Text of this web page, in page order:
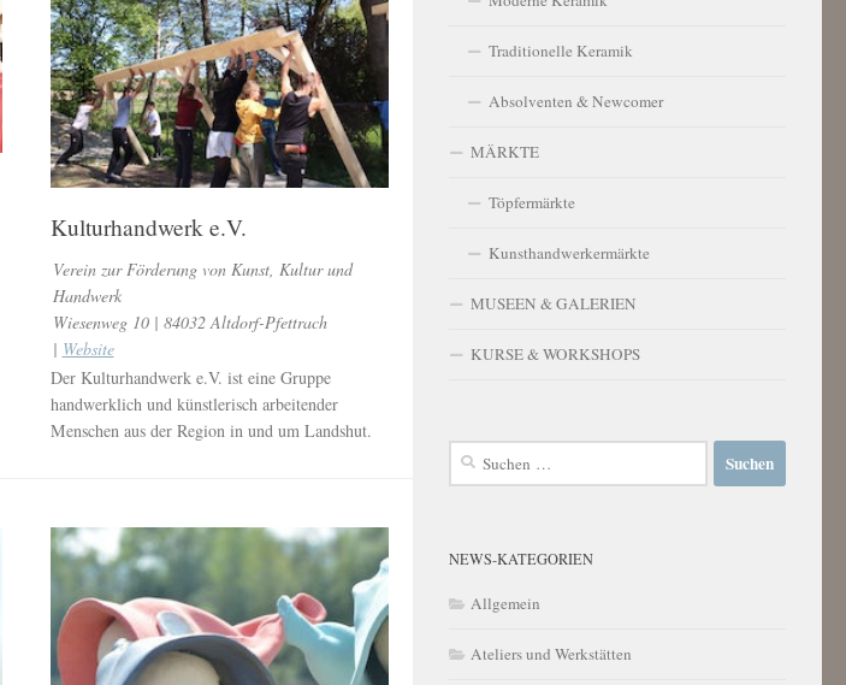
Kulturhandwerk e.V.
Verein zur Förderung von Kunst, Kultur und
Handwerk
Wiesenweg 10 | 84032 Altdorf-Pfettrach
| Website
Der Kulturhandwerk e.V. ist eine Gruppe
handwerklich und künstlerisch arbeitender
Menschen aus der Region in und um Landshut.
Traditionelle Keramik
Absolventen & Newcomer
MÄRKTE
Töpfermärkte
Kunsthandwerkermärkte
MUSEEN & GALERIEN
KURSE & WORKSHOPS
Suchen
NEWS-KATEGORIEN
Allgemein
Ateliers und Werkstätten